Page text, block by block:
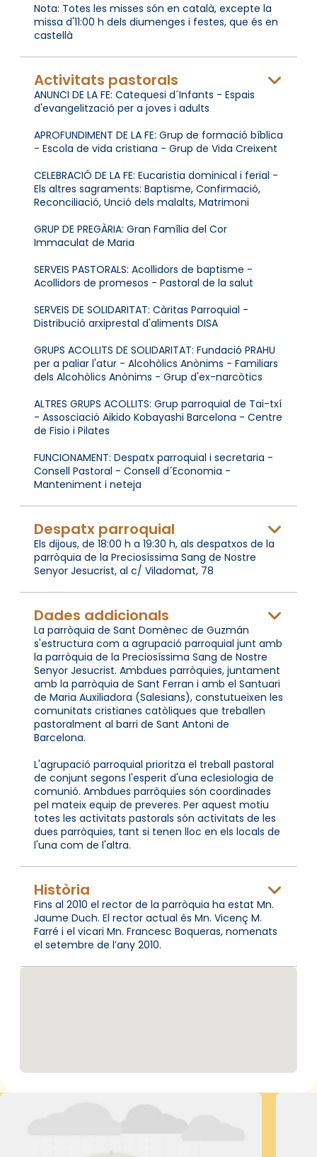
Nota: Totes les misses són en català, excepte la
missa d'11:00 h dels diumenges i festes, que és en
castellà
Activitats pastorals
ANUNCI DE LA FE: Catequesi d´Infants - Espais
d'evangelització per a joves i adults
APROFUNDIMENT DE LA FE: Grup de formació bíblica
- Escola de vida cristiana - Grup de Vida Creixent
CELEBRACIÓ DE LA FE: Eucaristia dominical i ferial -
Els altres sagraments: Baptisme, Confirmació,
Reconciliació, Unció dels malalts, Matrimoni
GRUP DE PREGÀRIA: Gran Família del Cor
Immaculat de Maria
SERVEIS PASTORALS: Acollidors de baptisme -
Acollidors de promesos - Pastoral de la salut
SERVEIS DE SOLIDARITAT: Càritas Parroquial -
Distribució arxiprestal d'aliments DISA
GRUPS ACOLLITS DE SOLIDARITAT: Fundació PRAHU
per a paliar l'atur - Alcohòlics Anònims - Familiars
dels Alcohòlics Anònims - Grup d'ex-narcòtics
ALTRES GRUPS ACOLLITS: Grup parroquial de Tai-txí
- Assosciació Aikido Kobayashi Barcelona - Centre
de Fisio i Pilates
FUNCIONAMENT: Despatx parroquial i secretaria -
Consell Pastoral - Consell d´Economia -
Manteniment i neteja
Despatx parroquial
Els dijous, de 18:00 h a 19:30 h, als despatxos de la
parròquia de la Preciosíssima Sang de Nostre
Senyor Jesucrist, al c/ Viladomat, 78
Dades addicionals
La parròquia de Sant Domènec de Guzmán
s'estructura com a agrupació parroquial junt amb
la parròquia de la Preciosíssima Sang de Nostre
Senyor Jesucrist. Ambdues parròquies, juntament
amb la parròquia de Sant Ferran i amb el Santuari
de Maria Auxiliadora (Salesians), constutueixen les
comunitats cristianes catòliques que treballen
pastoralment al barri de Sant Antoni de
Barcelona.
L'agrupació parroquial prioritza el treball pastoral
de conjunt segons l'esperit d'una eclesiologia de
comunió. Ambdues parròquies són coordinades
pel mateix equip de preveres. Per aquest motiu
totes les activitats pastorals són activitats de les
dues parròquies, tant si tenen lloc en els locals de
l'una com de l'altra.
Història
Fins al 2010 el rector de la parròquia ha estat Mn.
Jaume Duch. El rector actual és Mn. Vicenç M.
Farré i el vicari Mn. Francesc Boqueras, nomenats
el setembre de l’any 2010.